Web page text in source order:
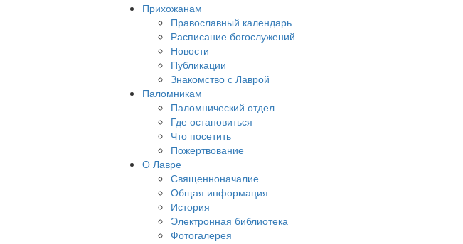
Прихожанам
Православный календарь
Расписание богослужений
Новости
Публикации
Знакомство с Лаврой
Паломникам
Паломнический отдел
Где остановиться
Что посетить
Пожертвование
О Лавре
Священноначалие
Общая информация
История
Электронная библиотека
Фотогалерея